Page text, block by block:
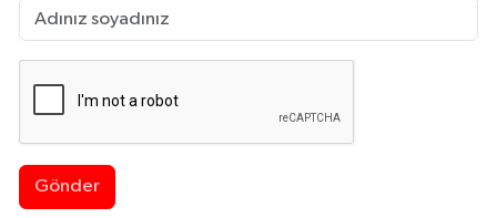
Gönder